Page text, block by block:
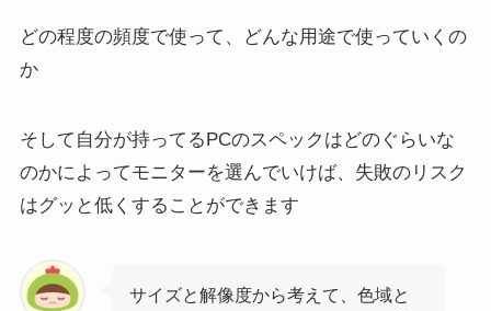
どの程度の頻度で使って、どんな用途で使っていくの
か
そして自分が持ってるPCのスペックはどのぐらいな
のかによってモニターを選んでいけば、失敗のリスク
はグッと低くすることができます
サイズと解像度から考えて、色域と